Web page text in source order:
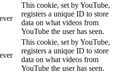
This cookie, set by YouTube,
registers a unique ID to store
data on what videos from
YouTube the user has seen.
This cookie, set by YouTube,
registers a unique ID to store
data on what videos from
YouTube the user has seen.